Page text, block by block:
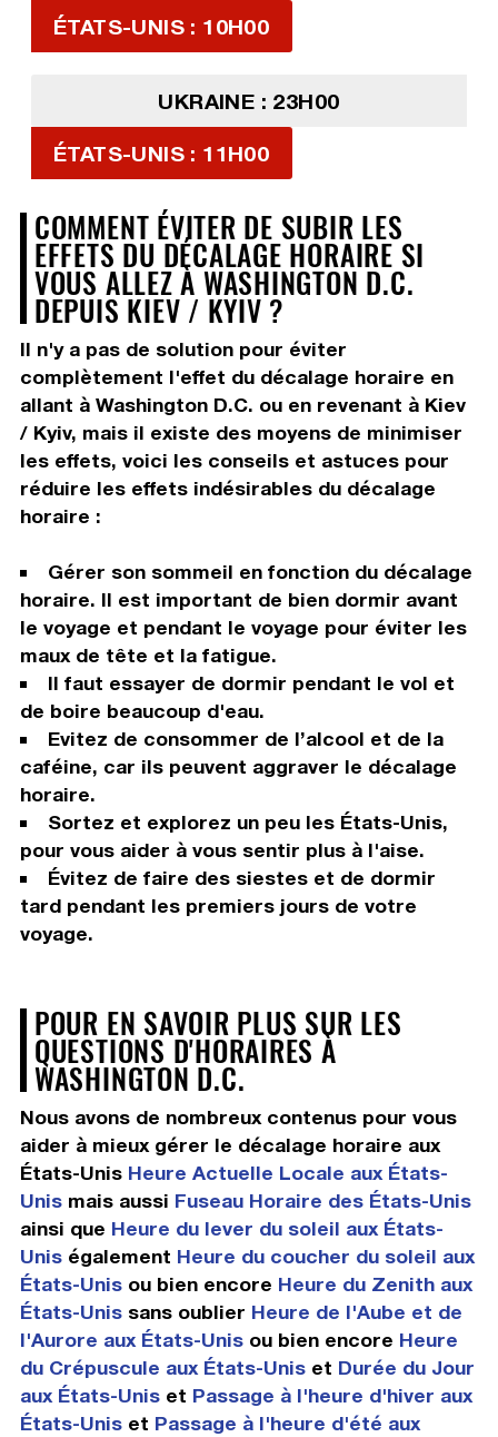
ÉTATS-UNIS : 10H00
UKRAINE : 23H00
ÉTATS-UNIS : 11H00
COMMENT ÉVITER DE SUBIR LES
EFFETS DU DÉCALAGE HORAIRE SI
VOUS ALLEZ À WASHINGTON D.C.
DEPUIS KIEV / KYIV ?
Il n'y a pas de solution pour éviter
complètement l'effet du décalage horaire en
allant à Washington D.C. ou en revenant à Kiev
/ Kyiv, mais il existe des moyens de minimiser
les effets, voici les conseils et astuces pour
réduire les effets indésirables du décalage
horaire :
Gérer son sommeil en fonction du décalage
horaire. Il est important de bien dormir avant
le voyage et pendant le voyage pour éviter les
maux de tête et la fatigue.
Il faut essayer de dormir pendant le vol et
de boire beaucoup d'eau.
Evitez de consommer de l’alcool et de la
caféine, car ils peuvent aggraver le décalage
horaire.
Sortez et explorez un peu les États-Unis,
pour vous aider à vous sentir plus à l'aise.
Évitez de faire des siestes et de dormir
tard pendant les premiers jours de votre
voyage.
POUR EN SAVOIR PLUS SUR LES
QUESTIONS D'HORAIRES À
WASHINGTON D.C.
Nous avons de nombreux contenus pour vous
aider à mieux gérer le décalage horaire aux
États-Unis Heure Actuelle Locale aux États-
Unismais aussi Fuseau Horaire des États-Unis
ainsi que Heure du lever du soleil aux États-
Uniségalement Heure du coucher du soleil aux
États-Unisou bien encore Heure du Zenith aux
États-Unissans oublier Heure de l'Aube et de
l'Aurore aux États-Unisou bien encore Heure
du Crépuscule aux États-Uniset Durée du Jour
aux États-Uniset Passage à l'heure d'hiver aux
États-Uniset Passage à l'heure d'été aux